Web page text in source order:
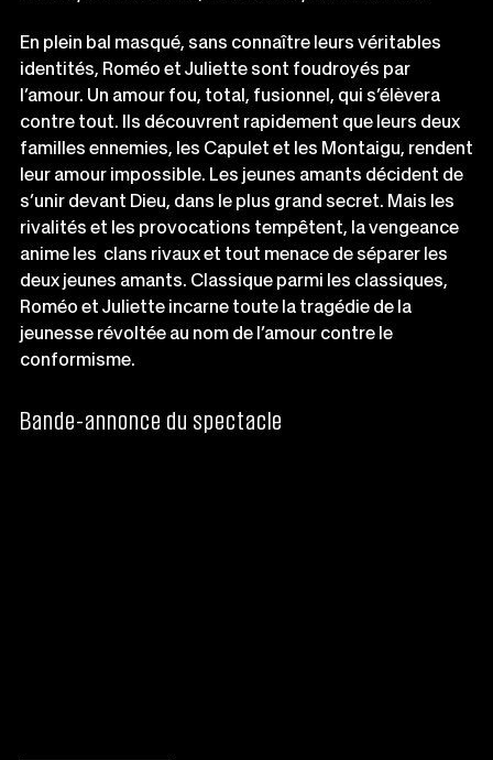
En plein bal masqué, sans connaître leurs véritables
identités, Roméo et Juliette sont foudroyés par
l’amour. Un amour fou, total, fusionnel, qui s’élèvera
contre tout. Ils découvrent rapidement que leurs deux
familles ennemies, les Capulet et les Montaigu, rendent
leur amour impossible. Les jeunes amants décident de
s’unir devant Dieu, dans le plus grand secret. Mais les
rivalités et les provocations tempêtent, la vengeance
anime les clans rivaux et tout menace de séparer les
deux jeunes amants. Classique parmi les classiques,
Roméo et Juliette incarne toute la tragédie de la
jeunesse révoltée au nom de l’amour contre le
conformisme.
Bande-annonce du spectacle